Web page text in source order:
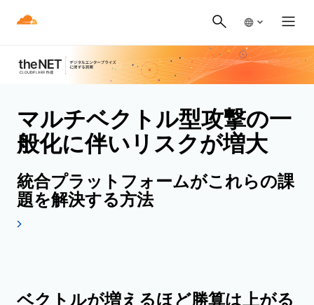
マルチベクトル型攻撃の一
般化に伴いリスクが増大
統合プラットフォームがこれらの課
題を解決する方法
ベクトルが増えるほど勝算は上がる